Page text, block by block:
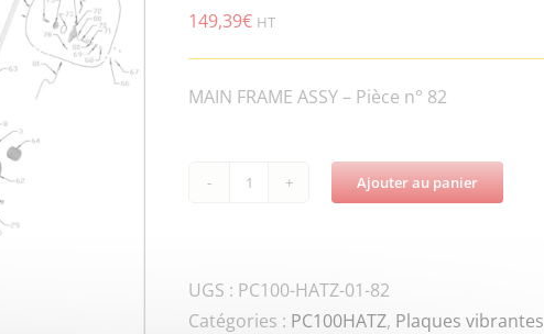
149,39€ HT
MAIN FRAME ASSY – Pièce n° 82
quantité
RAM70ND-
010018
Ajouter au panier
UGS : PC100-HATZ-01-82
Catégories : PC100HATZ, Plaques vibrantes